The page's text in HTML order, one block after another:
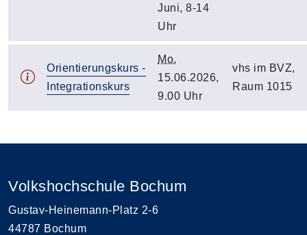
Juni, 8-14
Uhr
Orientierungskurs -
Integrationskurs
Mo.
15.06.2026,
9.00 Uhr
vhs im BVZ,
Raum 1015
Volkshochschule Bochum
Gustav-Heinemann-Platz 2-6
44787 Bochum